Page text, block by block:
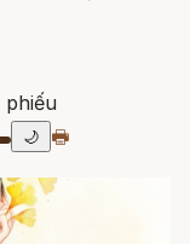
phiếu
🌙 🖶